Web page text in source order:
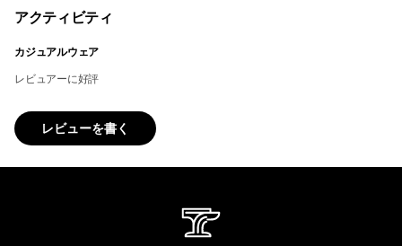
アクティビティ
カジュアルウェア
レビュアーに好評
レビューを書く